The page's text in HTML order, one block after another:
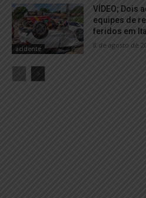
acidente
VÍDEO; Dois
equipes de
feridos em
8 de agosto de